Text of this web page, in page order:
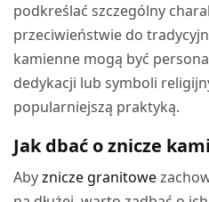
podkreślać szczególny
przeciwieństwie do
kamienne mogą być
dedykacji lub symboli
popularniejszą praktyką.
Jak dbać o znicze
Abyznicze granitowe